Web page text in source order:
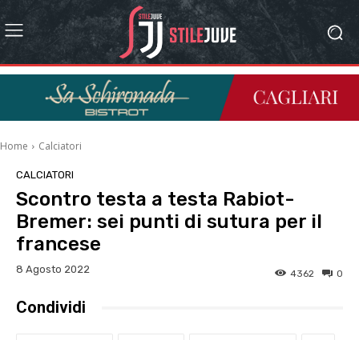
Home Calciatori
CALCIATORI
Scontro testa a testa Rabiot-
Bremer: sei punti di sutura per il
francese
8 Agosto 2022 0
4362
Condividi